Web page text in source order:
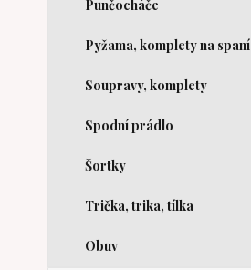
Punčocháče
Pyžama, komplety na spaní
Soupravy, komplety
Spodní prádlo
Šortky
Trička, trika, tílka
Obuv